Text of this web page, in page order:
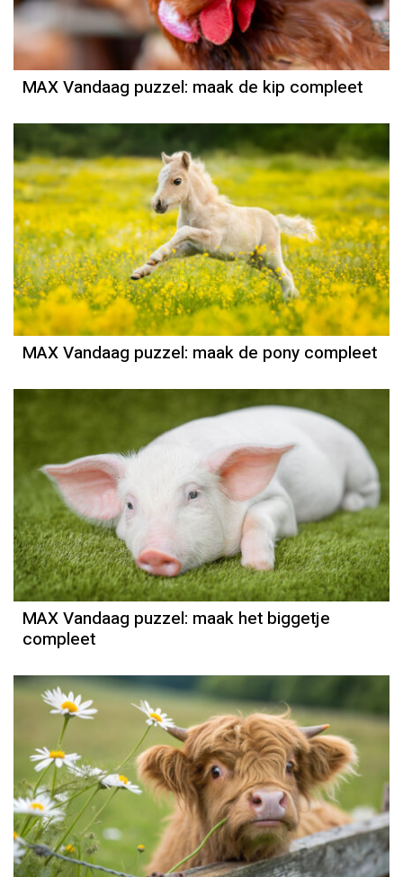
MAX Vandaag puzzel: maak de kip compleet
MAX Vandaag puzzel: maak de pony compleet
MAX Vandaag puzzel: maak het biggetje
compleet